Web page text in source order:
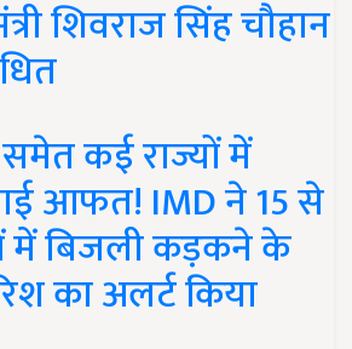
शिवराज सिंह चौहान
समेत कई राज्यों में
आफत! IMD ने 15 से
में बिजली कड़कने के
का अलर्ट किया